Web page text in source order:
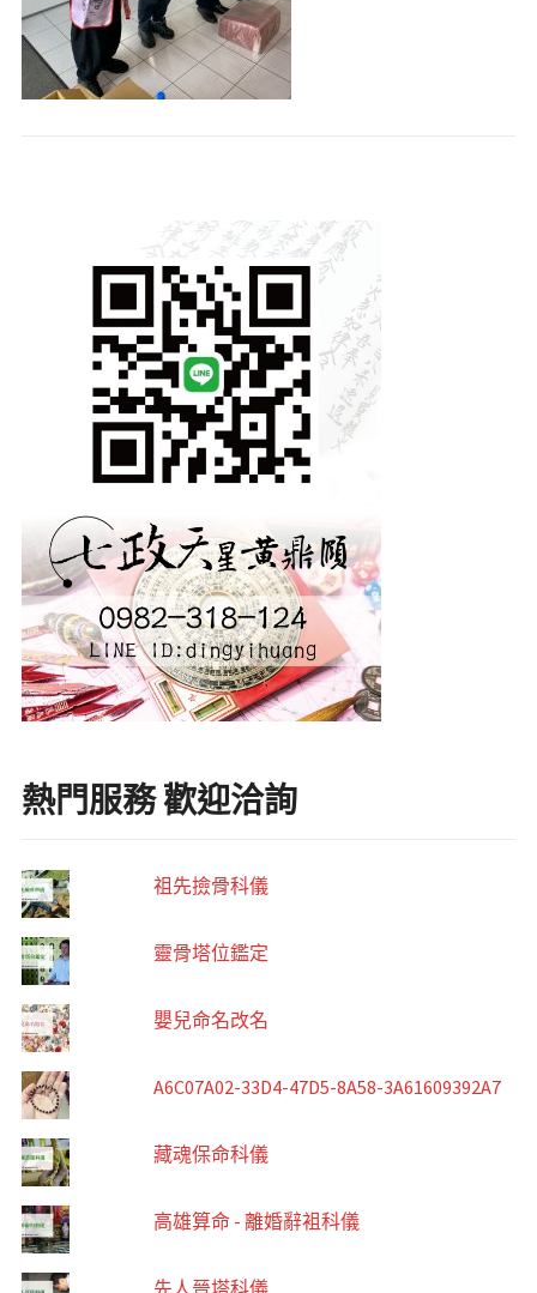
熱門服務 歡迎洽詢
祖先撿骨科儀
靈骨塔位鑑定
嬰兒命名改名
A6C07A02-33D4-47D5-8A58-3A61609392A7
藏魂保命科儀
高雄算命 - 離婚辭袓科儀